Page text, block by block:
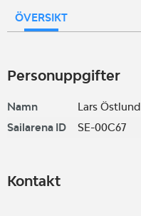
ÖVERSIKT
Personuppgifter
Namn
Lars Östlund
Sailarena ID
SE-00C67
Kontakt